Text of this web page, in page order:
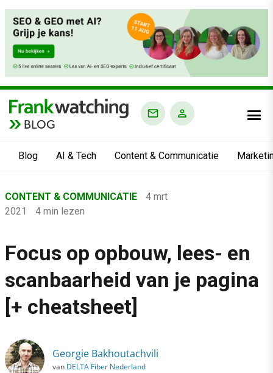
BLOG
Blog AI & Tech Content & Communicatie
›
Content & Communicatie
›
Focus op opbouw, lees- en scanbaarheid van je pagina [+
CONTENT & COMMUNICATIE
4 mrt
2021
4 min lezen
Focus op opbouw, lees- en
scanbaarheid van je pagina
[+ cheatsheet]
Georgie Bakhoutachvili
van DELTA Fiber Nederland